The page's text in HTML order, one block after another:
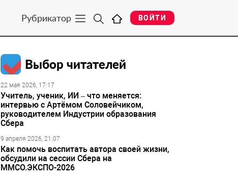
Рубрикатор ВОЙТИ
Выбор читателей
22 мая 2026, 17:17
Учитель, ученик, ИИ – что меняется:
интервью с Артёмом Соловейчиком,
руководителем Индустрии образования
Сбера
9 апреля 2026, 21:07
Как помочь воспитать автора своей жизни,
обсудили на сессии Сбера на
ММСО.ЭКСПО-2026